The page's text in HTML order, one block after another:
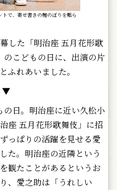
で、寄せ書きの鯉のぼりを贈ら
した「明治座 五月花形歌
こどもの日に、出演の片
ふれあいました。
▼
日。明治座に近い久松小
座 五月花形歌舞伎」に招
っぱりの活躍を見せる愛
た。明治座の近隣という
観たことがあるというお
、愛之助は「うれしい